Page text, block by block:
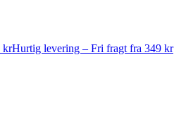
Hurtig levering – Fri fragt fra 349 kr